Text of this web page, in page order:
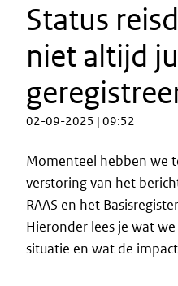
Status
niet altijd
02-09-2025 | 09:52
Momenteel hebben we
verstoring van het
RAAS en het
Hieronder lees je wat
situatie en wat de